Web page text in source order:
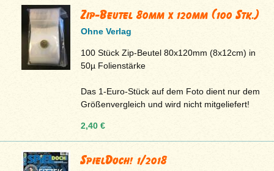
Zip-Beutel 80mm x 120mm (100 Stk.)
Ohne Verlag
100 Stück Zip-Beutel 80x120mm (8x12cm) in
50µ Folienstärke
Das 1-Euro-Stück auf dem Foto dient nur dem
Größenvergleich und wird nicht mitgeliefert!
2,40 €
SpielDoch! 1/2018